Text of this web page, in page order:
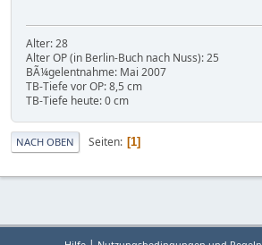
Alter: 28
Alter OP (in Berlin-Buch nach Nuss): 25
BÃ¼gelentnahme: Mai 2007
TB-Tiefe vor OP: 8,5 cm
TB-Tiefe heute: 0 cm
NACH OBEN Seiten 1